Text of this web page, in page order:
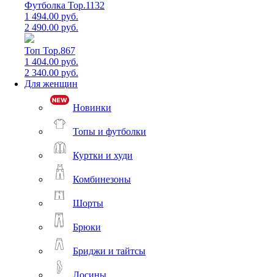
Футболка Top.1132
1 494.00 руб.
2 490.00 руб.
Топ Top.867
1 404.00 руб.
2 340.00 руб.
Для женщин
Новинки
Топы и футболки
Куртки и худи
Комбинезоны
Шорты
Брюки
Бриджи и тайтсы